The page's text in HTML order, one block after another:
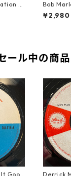
-
2080
Bob
【7-
¥2,980
ール中の商品
Good
Derrick